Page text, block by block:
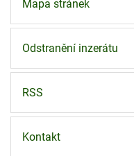
Mapa stránek
Odstranění inzerátu
RSS
Kontakt